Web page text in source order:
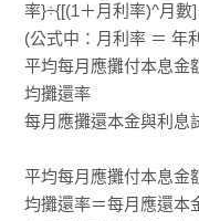
率}÷{[(1＋月利率)^月數
(公式中：月利率 ＝ 年
平均每月應攤付本息金
均攤還率
每月應攤還本金與利息
平均每月應攤付本息金
均攤還率＝每月應還本